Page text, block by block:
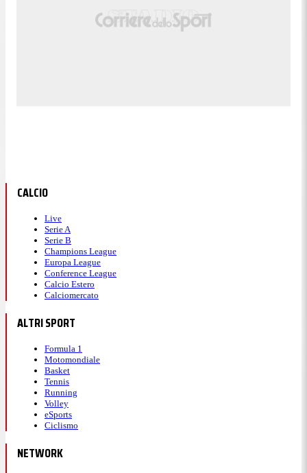
CALCIO
Live
Serie A
Serie B
Champions League
Europa League
Conference League
Calcio Estero
Calciomercato
ALTRI SPORT
Formula 1
Motomondiale
Basket
Tennis
Running
Volley
eSports
Ciclismo
NETWORK